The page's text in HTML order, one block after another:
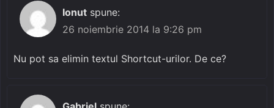
Ionut spune:
26 noiembrie 2014 la 9:26 pm
Nu pot sa elimin textul Shortcut-urilor. De ce?